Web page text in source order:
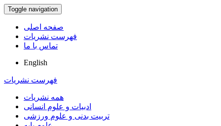
Toggle navigation
صفحه اصلی
فهرست نشریات
تماس با ما
English
فهرست نشریات
همه نشریات
ادبیات و علوم انسانی
تربیت بدنی و علوم ورزشی